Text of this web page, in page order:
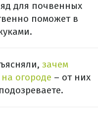
для почвенных
поможет в
зачем
огороде – от них